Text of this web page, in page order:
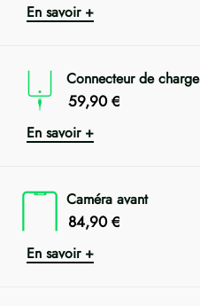
En savoir +
Connecteur de charge
59,90 €
En savoir +
Caméra avant
84,90 €
En savoir +